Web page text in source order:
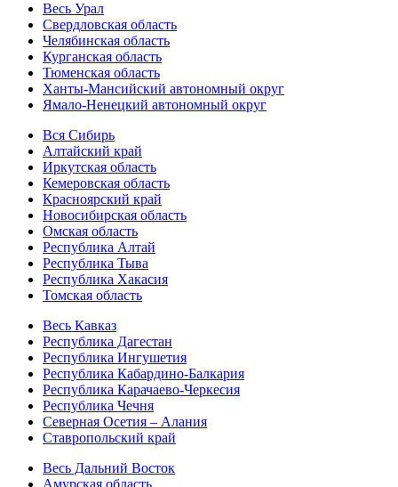
Весь Урал
Свердловская область
Челябинская область
Курганская область
Тюменская область
Ханты-Мансийский автономный округ
Ямало-Ненецкий автономный округ
Вся Сибирь
Алтайский край
Иркутская область
Кемеровская область
Красноярский край
Новосибирская область
Омская область
Республика Алтай
Республика Тыва
Республика Хакасия
Томская область
Весь Кавказ
Республика Дагестан
Республика Ингушетия
Республика Кабардино-Балкария
Республика Карачаево-Черкесия
Республика Чечня
Северная Осетия – Алания
Ставропольский край
Весь Дальний Восток
Амурская область